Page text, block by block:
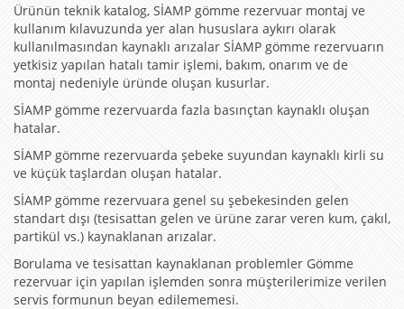
Ürünün teknik katalog, SİAMP gömme rezervuar montaj ve
kullanım kılavuzunda yer alan hususlara aykırı olarak
kullanılmasından kaynaklı arızalar SİAMP gömme rezervuarın
yetkisiz yapılan hatalı tamir işlemi, bakım, onarım ve de
montaj nedeniyle üründe oluşan kusurlar.
SİAMP gömme rezervuarda fazla basınçtan kaynaklı oluşan
hatalar.
SİAMP gömme rezervuarda şebeke suyundan kaynaklı kirli su
ve küçük taşlardan oluşan hatalar.
SİAMP gömme rezervuara genel su şebekesinden gelen
standart dışı (tesisattan gelen ve ürüne zarar veren kum, çakıl,
partikül vs.) kaynaklanan arızalar.
Borulama ve tesisattan kaynaklanan problemler Gömme
rezervuar için yapılan işlemden sonra müşterilerimize verilen
servis formunun beyan edilememesi.